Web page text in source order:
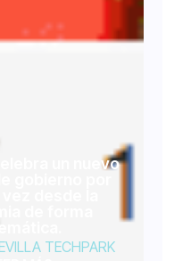
un nuevo
gobierno por
vez desde la
de forma
TECHPARK